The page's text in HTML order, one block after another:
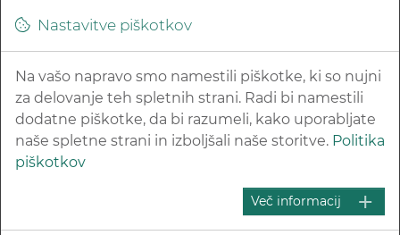
INDOK knjižnica
Zahteva za elektronski izvirnik dokumenta in potrditev
Povezave na sorodne strani
Pravna obvestila in varovanje zasebnosti
Nastavitve piškotkov
Na vašo napravo smo namestili piškotke, ki so nujni
za delovanje teh spletnih strani. Radi bi namestili
dodatne piškotke, da bi razumeli, kako uporabljate
naše spletne strani in izboljšali naše storitve. Politika
piškotkov
Več informacij